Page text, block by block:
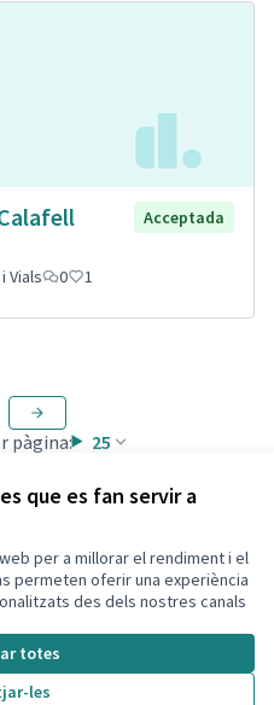
que es fan servir a
per a millorar el rendiment i el
permeten oferir una experiència
des dels nostres canals
totes
les
Acceptada
Vials 0 1
pàgina: 25